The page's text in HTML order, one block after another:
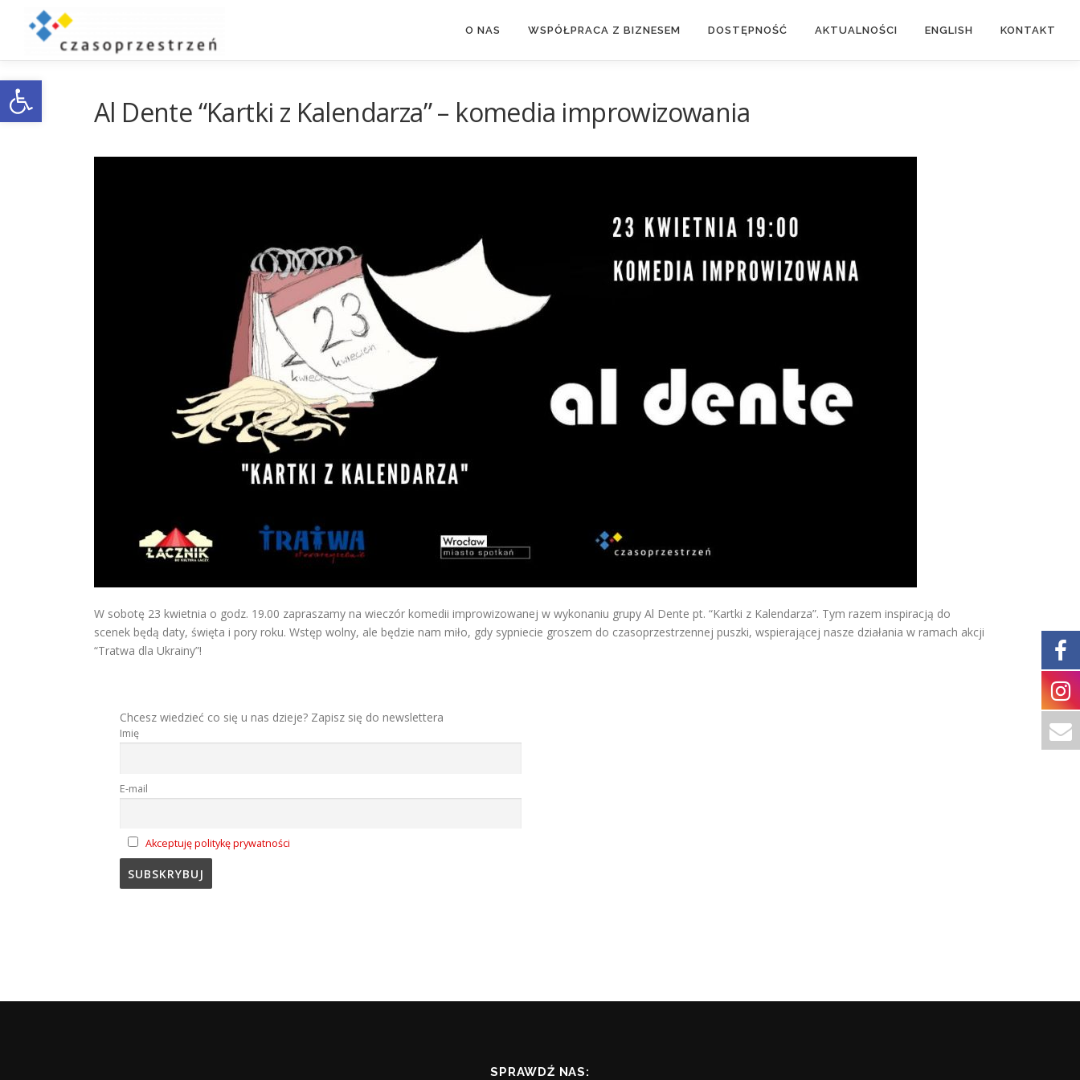
Otwórz pasek narzędzi
O NAS WSPÓŁPRACA Z BIZNESEM DOSTĘPNOŚĆ AKTUALNOŚCI ENGLISH KONTAKT
Al Dente “Kartki z Kalendarza” – komedia improwizowania
W sobotę 23 kwietnia o godz. 19.00 zapraszamy na wieczór komedii improwizowanej w wykonaniu grupy Al Dente pt. “Kartki z Kalendarza”. Tym razem inspiracją do
scenek będą daty, święta i pory roku. Wstęp wolny, ale będzie nam miło, gdy sypniecie groszem do czasoprzestrzennej puszki, wspierającej nasze działania w ramach akcji
“Tratwa dla Ukrainy”!
Chcesz wiedzieć co się u nas dzieje? Zapisz się do newslettera
Imię
E-mail
Akceptuję politykę prywatności
SPRAWDŹ NAS: